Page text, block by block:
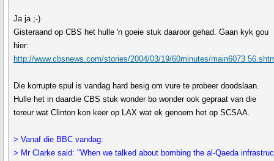
Ja ja ;-)
Gisteraand op CBS het hulle 'n goeie stuk daaroor gehad. Gaan kyk gou
hier:
http://www.cbsnews.com/stories/2004/03/19/60minutes/main6073
Die korrupte spul is vandag hard besig om vure te probeer doodslaan.
Hulle het in daardie CBS stuk wonder bo wonder ook gepraat van die
tereur wat Clinton kon keer op LAX wat ek genoem het op SCSAA.
> Vanaf die BBC vandag:
> Mr Clarke said: "When we talked about bombing the al-Qaeda